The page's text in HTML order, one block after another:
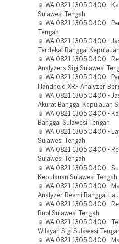
📱 WA 0821 1305 0400 -
Sulawesi Tengah
📱 WA 0821 1305 0400 -
Tengah
📱 WA 0821 1305 0400 -
Terdekat Banggai
📱 WA 0821 1305 0400 -
Analyzers Sigi Sulawesi
📱 WA 0821 1305 0400 -
Handheld XRF Analyzer
📱 WA 0821 1305 0400 -
Akurat Banggai Kepulauan
📱 WA 0821 1305 0400 -
Banggai Sulawesi Tengah
📱 WA 0821 1305 0400 -
Sulawesi Tengah
📱 WA 0821 1305 0400 -
Sulawesi Tengah
📱 WA 0821 1305 0400 -
Kepulauan Sulawesi Tengah
📱 WA 0821 1305 0400 -
Analyzer Resmi Banggai
📱 WA 0821 1305 0400 -
Buol Sulawesi Tengah
📱 WA 0821 1305 0400 -
Wilayah Sigi Sulawesi
📱 WA 0821 1305 0400 -